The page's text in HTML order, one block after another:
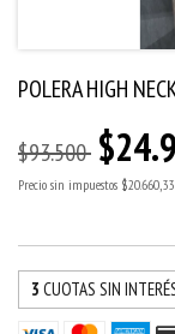
POLERA HIGH
$93.500
Precio sin impuestos $20.660,33
3 CUOTAS SIN